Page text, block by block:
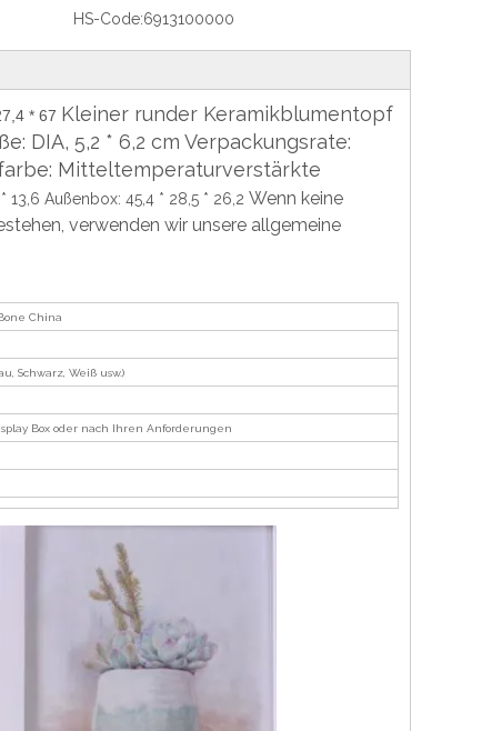
HS-Code:6913100000
* 67 Kleiner runder Keramikblumentopf
DIA, 5,2 * 6,2 cm Verpackungsrate:
Mitteltemperaturverstärkte
13,6 Außenbox: 45,4 * 28,5 * 26,2 Wenn keine
verwenden wir unsere allgemeine
China
Schwarz, Weiß usw.)
Box oder nach Ihren Anforderungen